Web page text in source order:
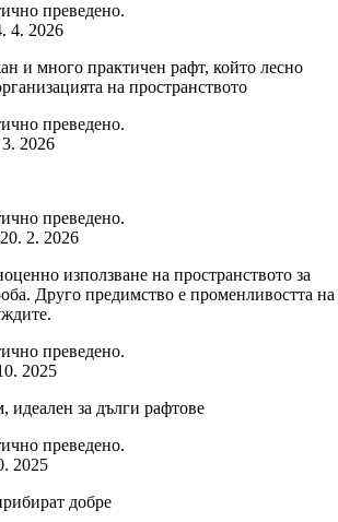
преведено.
4. 2026
и много практичен рафт, който лесно
на пространството
преведено.
2026
преведено.
20. 2. 2026
използване на пространството за
Друго предимство е променливостта на
преведено.
2025
идеален за дълги рафтове
преведено.
2025
добре